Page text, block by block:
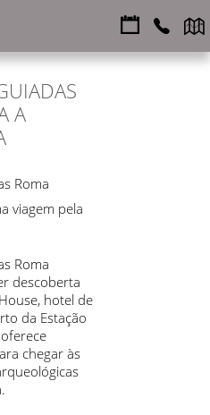
A
Roma
viagem pela
Roma
descoberta
hotel de
da Estação
chegar às